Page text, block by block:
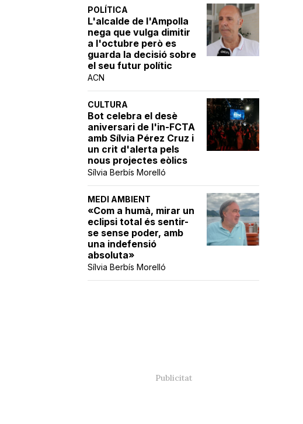
POLÍTICA
L'alcalde de l'Ampolla
nega que vulga dimitir
a l'octubre però es
guarda la decisió sobre
el seu futur polític
ACN
CULTURA
Bot celebra el desè
aniversari de l'in-FCTA
amb Sílvia Pérez Cruz i
un crit d'alerta pels
nous projectes eòlics
Sílvia Berbís Morelló
MEDI AMBIENT
«Com a humà, mirar un
eclipsi total és sentir-
se sense poder, amb
una indefensió
absoluta»
Sílvia Berbís Morelló